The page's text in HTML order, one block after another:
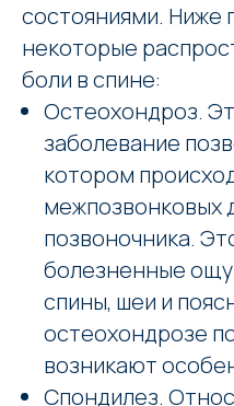
состояниями. Ниже
некоторые
боли в спине:
Остеохондроз.
заболевание
котором
межпозвонковых
позвоночника.
болезненные
спины, шеи и
остеохондрозе
возникают
Спондилез.